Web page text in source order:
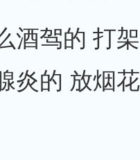
酒驾的 打
炎的 放烟